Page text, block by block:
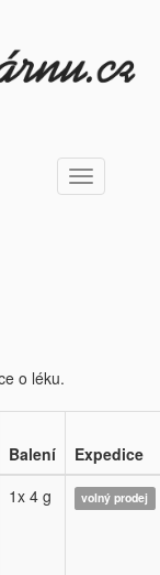
Toggle
navigation
o léku.
Balení
Expedice
1x 4 g volný prodej